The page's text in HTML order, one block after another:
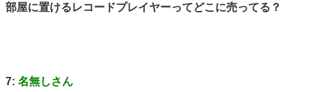
部屋に置けるレコードプレイヤーってどこに売ってる？
7: 名無しさん